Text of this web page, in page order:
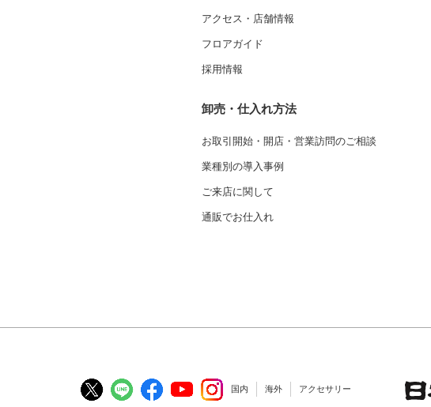
アクセス・店舗情報
フロアガイド
採用情報
卸売・仕入れ方法
お取引開始・開店・営業訪問のご相談
業種別の導入事例
ご来店に関して
通販でお仕入れ
国内 海外 アクセサリー